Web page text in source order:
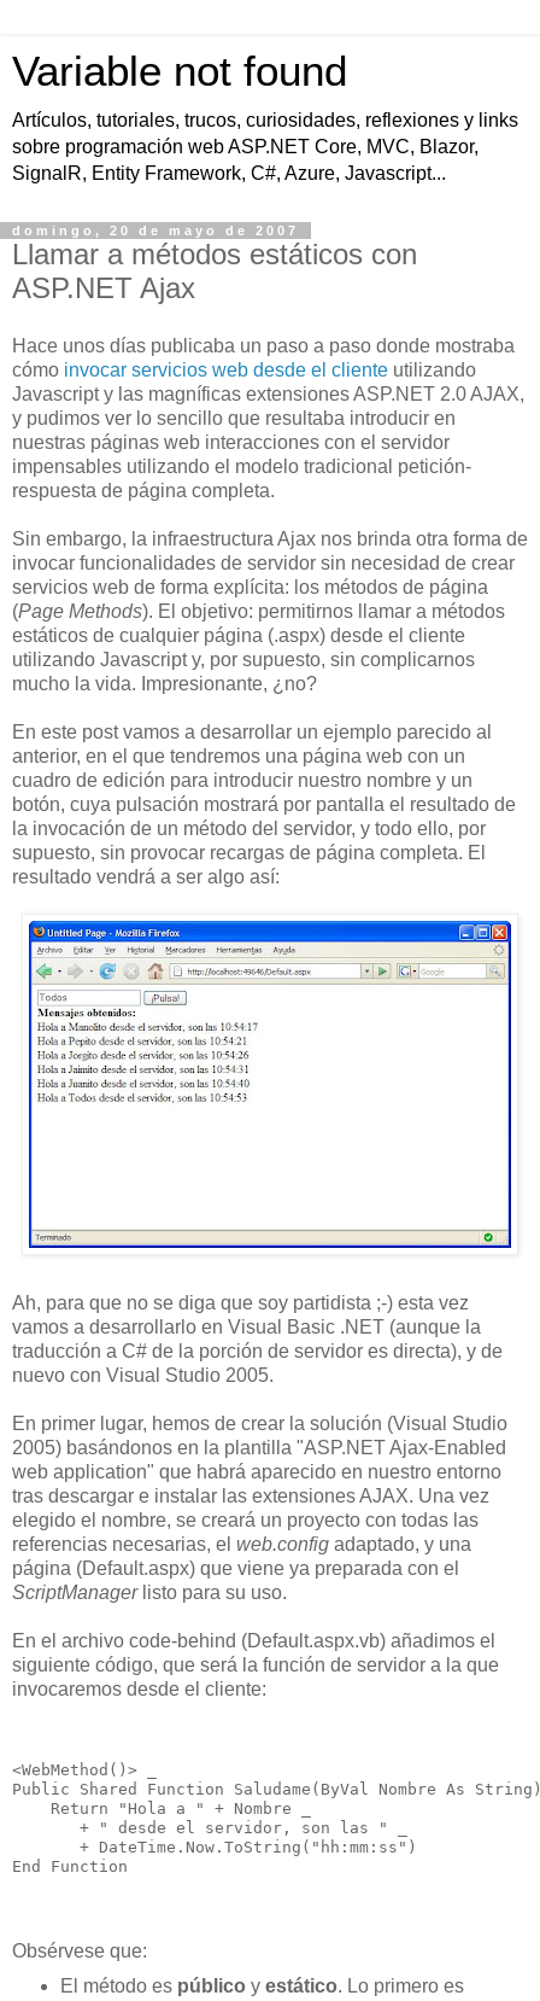
Variable not found
Artículos, tutoriales, trucos, curiosidades, reflexiones y links
sobre programación web ASP.NET Core, MVC, Blazor,
SignalR, Entity Framework, C#, Azure, Javascript...
domingo, 20 de mayo de 2007
Llamar a métodos estáticos con
ASP.NET Ajax
Hace unos días publicaba un paso a paso donde mostraba
cómo invocar servicios web desde el cliente utilizando
Javascript y las magníficas extensiones ASP.NET 2.0 AJAX,
y pudimos ver lo sencillo que resultaba introducir en
nuestras páginas web interacciones con el servidor
impensables utilizando el modelo tradicional petición-
respuesta de página completa.
Sin embargo, la infraestructura Ajax nos brinda otra forma de
invocar funcionalidades de servidor sin necesidad de crear
servicios web de forma explícita: los métodos de página
(Page Methods). El objetivo: permitirnos llamar a métodos
estáticos de cualquier página (.aspx) desde el cliente
utilizando Javascript y, por supuesto, sin complicarnos
mucho la vida. Impresionante, ¿no?
En este post vamos a desarrollar un ejemplo parecido al
anterior, en el que tendremos una página web con un
cuadro de edición para introducir nuestro nombre y un
botón, cuya pulsación mostrará por pantalla el resultado de
la invocación de un método del servidor, y todo ello, por
supuesto, sin provocar recargas de página completa. El
resultado vendrá a ser algo así:
Ah, para que no se diga que soy partidista ;-) esta vez
vamos a desarrollarlo en Visual Basic .NET (aunque la
traducción a C# de la porción de servidor es directa), y de
nuevo con Visual Studio 2005.
En primer lugar, hemos de crear la solución (Visual Studio
2005) basándonos en la plantilla "ASP.NET Ajax-Enabled
web application" que habrá aparecido en nuestro entorno
tras descargar e instalar las extensiones AJAX. Una vez
elegido el nombre, se creará un proyecto con todas las
referencias necesarias, el web.config adaptado, y una
página (Default.aspx) que viene ya preparada con el
ScriptManagerlisto para su uso.
En el archivo code-behind (Default.aspx.vb) añadimos el
siguiente código, que será la función de servidor a la que
invocaremos desde el cliente:
<WebMethod()> _
Public Shared Function Saludame(ByVal Nombre As
    Return "Hola a " + Nombre _
       + " desde el servidor, son las " _
       + DateTime.Now.ToString("hh:mm:ss")
End Function
Obsérvese que:
El método es público y estático. Lo primero es